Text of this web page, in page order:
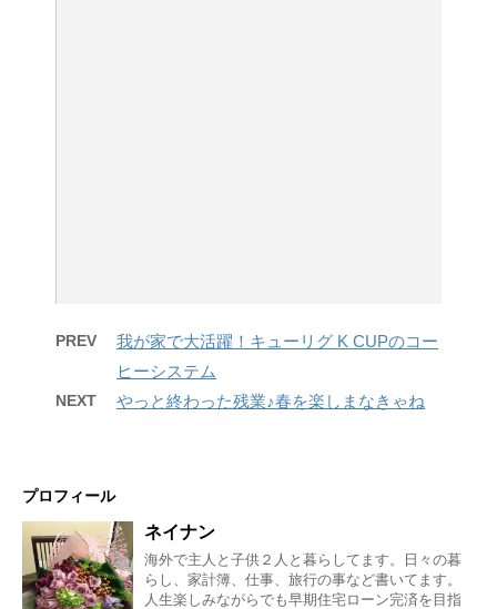
PREV
我が家で大活躍！キューリグ K CUPのコー
ヒーシステム
NEXT やっと終わった残業♪春を楽しまなきゃね
プロフィール
ネイナン
海外で主人と子供２人と暮らしてます。日々の暮
らし、家計簿、仕事、旅行の事など書いてます。
人生楽しみながらでも早期住宅ローン完済を目指